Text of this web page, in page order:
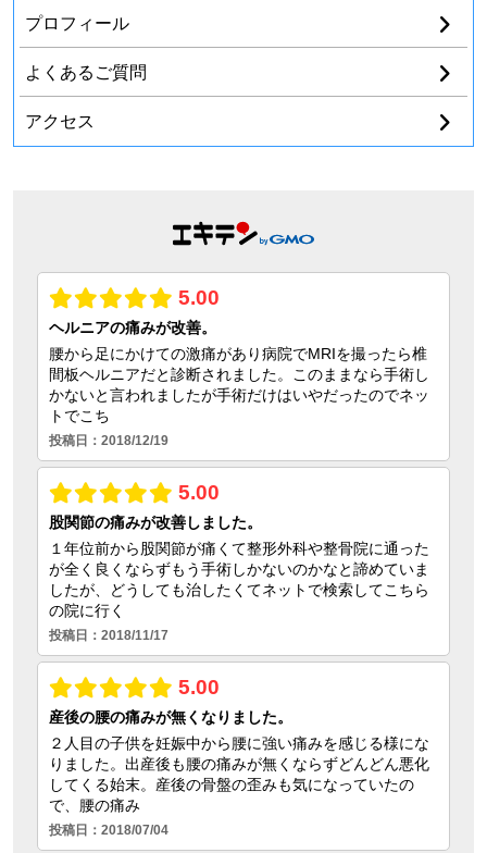
プロフィール
よくあるご質問
アクセス